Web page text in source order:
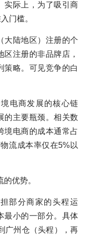
实际上，为了吸引商
门槛。
大陆地区）注册的个
注册的非品牌店，
策略。可见竞争的白
电商发展的核心链
的主要瓶颈。相关数
境电商的成本通常占
流成本率仅在5%以
优势。
部分商家的头程运
最小的一部分。具体
广州仓（头程），再